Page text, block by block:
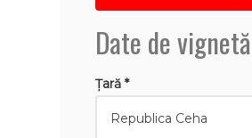
Date de vignetă
Țară *